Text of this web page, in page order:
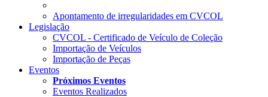
Apontamento de irregularidades em CVCOL
Legislação
CVCOL - Certificado de Veículo de Coleção
Importação de Veículos
Importação de Peças
Eventos
Próximos Eventos
Eventos Realizados